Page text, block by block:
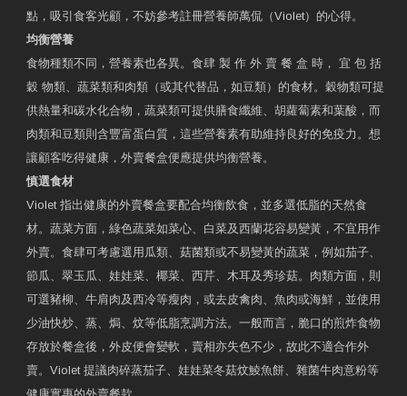
點，吸引食客光顧，不妨參考註冊營養師萬侃（Violet）的心得。
均衡營養
食物種類不同，營養素也各異。食肆 製 作 外 賣 餐 盒 時， 宜 包 括
穀 物類、蔬菜類和肉類（或其代替品，如豆類）的食材。穀物類可提
供熱量和碳水化合物，蔬菜類可提供膳食纖維、胡蘿蔔素和葉酸，而
肉類和豆類則含豐富蛋白質，這些營養素有助維持良好的免疫力。想
讓顧客吃得健康，外賣餐盒便應提供均衡營養。
慎選食材
Violet 指出健康的外賣餐盒要配合均衡飲食，並多選低脂的天然食
材。蔬菜方面，綠色蔬菜如菜心、白菜及西蘭花容易變黃，不宜用作
外賣。食肆可考慮選用瓜類、菇菌類或不易變黃的蔬菜，例如茄子、
節瓜、翠玉瓜、娃娃菜、椰菜、西芹、木耳及秀珍菇。肉類方面，則
可選豬柳、牛肩肉及西冷等瘦肉，或去皮禽肉、魚肉或海鮮，並使用
少油快炒、蒸、焗、炆等低脂烹調方法。一般而言，脆口的煎炸食物
存放於餐盒後，外皮便會變軟，賣相亦失色不少，故此不適合作外
賣。Violet 提議肉碎蒸茄子、娃娃菜冬菇炆鯪魚餅、雜菌牛肉意粉等